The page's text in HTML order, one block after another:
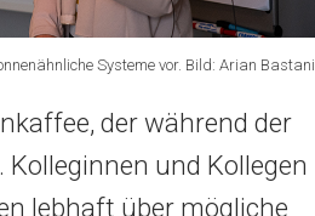
Systeme vor. Bild: Arian Bastani
der während der
und Kollegen
lebhaft über mögliche